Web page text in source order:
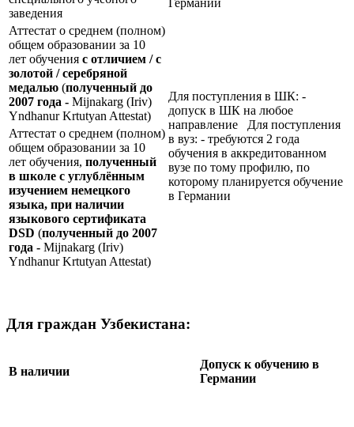
Германии
заведения
Аттестат о среднем (полном)
общем образовании за 10
лет обучения с отличием / с
золотой / серебряной
медалью (полученный до
2007 года - Mijnakarg (Iriv)
Yndhanur Krtutyan Attestat)
Для поступления в ШК: -
допуск в ШК на любое
направление Для поступления
в вуз: - требуются 2 года
обучения в аккредитованном
вузе по тому профилю, по
которому планируется обучение
в Германии
Аттестат о среднем (полном)
общем образовании за 10
лет обучения, полученный
в школе с углублённым
изучением немецкого
языка, при наличии
языкового сертификата
DSD (полученный до 2007
года - Mijnakarg (Iriv)
Yndhanur Krtutyan Attestat)
Для граждан Узбекистана:
В наличии
Допуск к обучению в
Германии